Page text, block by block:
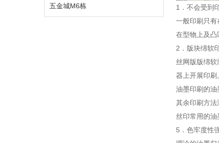
五金城M6栋
1．不会受到
一般
在型物上及
2．版块绵软
丝网
器上开展印
油墨印刷
其余印刷方
丝印常
5．色牢度性